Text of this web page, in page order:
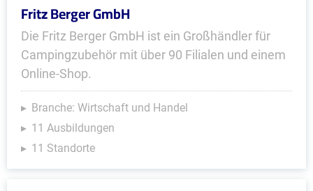
Fritz Berger GmbH
Die Fritz Berger GmbH ist ein Großhändler für
Campingzubehör mit über 90 Filialen und einem
Online-Shop.
Branche: Wirtschaft und Handel
11 Ausbildungen
11 Standorte